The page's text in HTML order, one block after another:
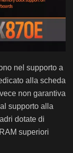
nel supporto a
alla scheda
non garantiva
supporto alla
dotate di
superiori